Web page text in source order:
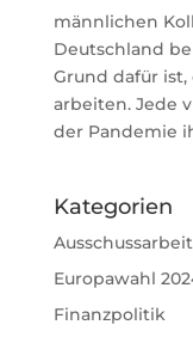
männlichen
Deutschland
Grund dafür ist,
arbeiten. Jede
der Pandemie
Kategorien
Ausschussarbeit
Europawahl
Finanzpolitik